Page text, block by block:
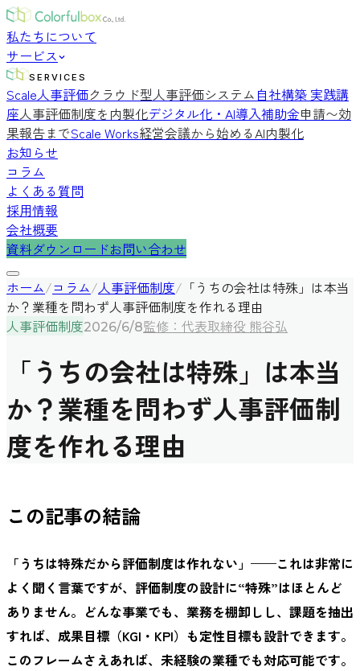
私たちについて
サービス
SERVICES
Scale人事評価クラウド型人事評価システム 自社構築 実践講
座人事評価制度を内製化デジタル化・AI導入補助金申請〜効
果報告までScale Works経営会議から始めるAI内製化
お知らせ
コラム
よくある質問
採用情報
会社概要
資料ダウンロードお問い合わせ
ホーム/コラム/人事評価制度/ 「うちの会社は特殊」は本当
か？業種を問わず人事評価制度を作れる理由
人事評価制度2026/6/8監修：代表取締役 熊谷弘
「うちの会社は特殊」は本当
か？業種を問わず人事評価制
度を作れる理由
この記事の結論
「うちは特殊だから評価制度は作れない」——これは非常に
よく聞く言葉ですが、評価制度の設計に“特殊”はほとんど
ありません。どんな事業でも、業務を棚卸しし、課題を抽出
すれば、成果目標（KGI・KPI）も定性目標も設計できます。
このフレームさえあれば、未経験の業種でも対応可能です。